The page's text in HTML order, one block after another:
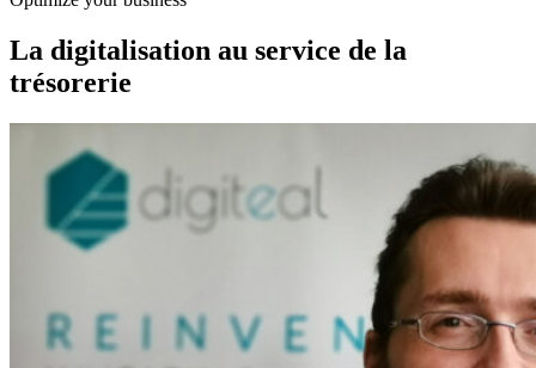
La digitalisation au service de la
trésorerie